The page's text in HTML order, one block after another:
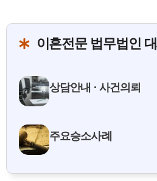
이혼전문 법무법인 대
상담안내 · 사건의뢰
주요승소사례